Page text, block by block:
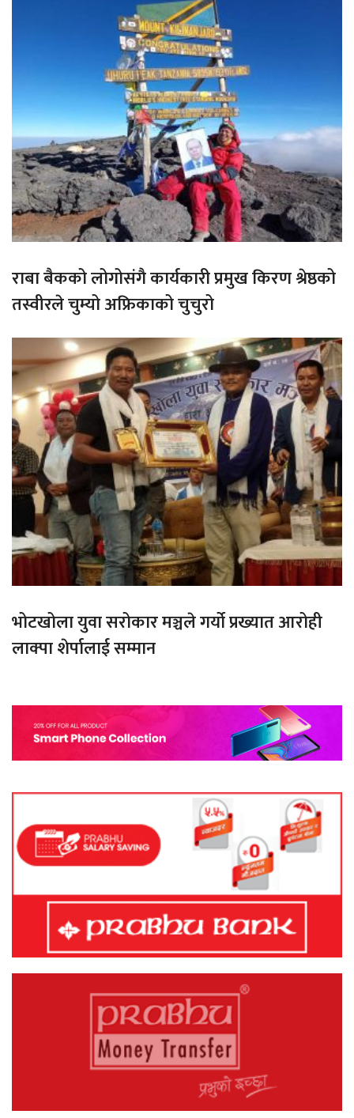
राबा बैकको लोगोसंगै कार्यकारी प्रमुख किरण श्रेष्ठको
तस्वीरले चुम्यो अफ्रिकाको चुचुरो
भोटखोला युवा सरोकार मञ्चले गर्यो प्रख्यात आरोही
लाक्पा शेर्पालाई सम्मान